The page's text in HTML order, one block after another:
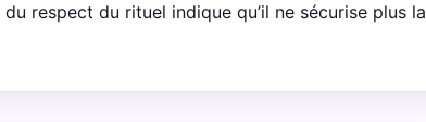
respect du rituel indique qu’il ne sécurise plus la